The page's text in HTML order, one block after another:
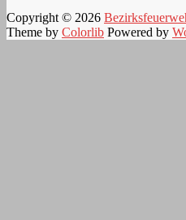
Copyright © 2026
Theme by Colorlib Powered by